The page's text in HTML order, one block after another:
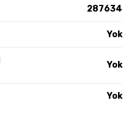
287634
Yok
Yok
Yok